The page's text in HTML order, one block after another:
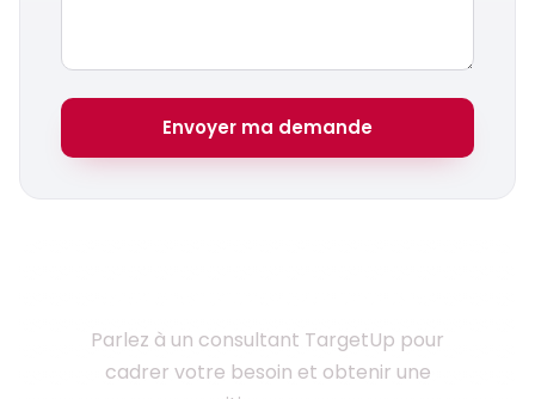
Envoyer ma demande
Parlez à un consultant TargetUp pour
cadrer votre besoin et obtenir une